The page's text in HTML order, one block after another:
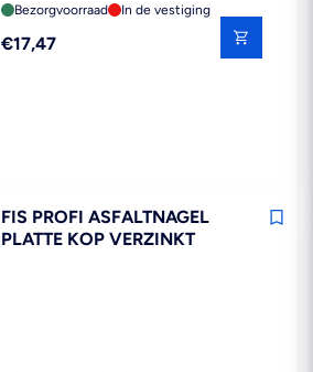
Bezorgvoorraad In de vestiging
Reguliere
€17,47
FIS PROFI ASFALTNAGEL
PLATTE KOP VERZINKT